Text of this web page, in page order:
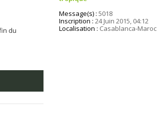
du
Message(s) : 5018
Inscription : 24 Juin 2015, 04:12
Localisation : Casablanca-Maroc